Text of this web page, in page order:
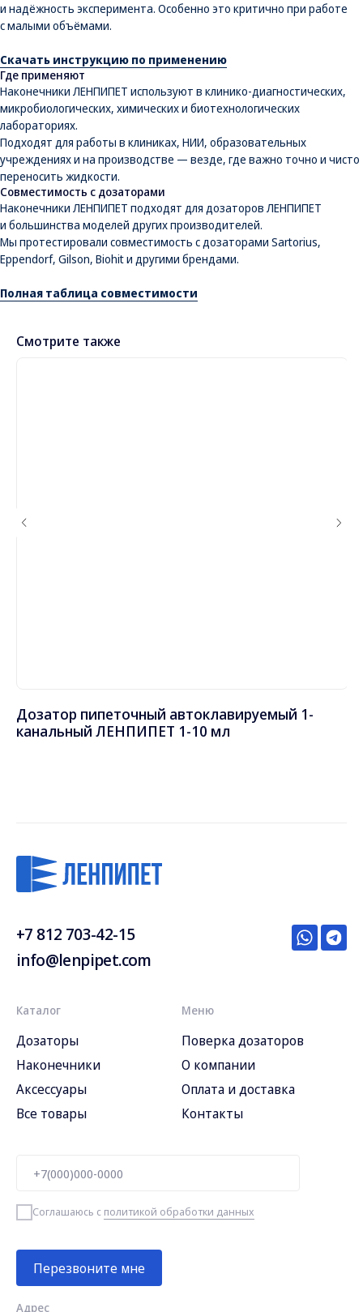
и надёжность эксперимента. Особенно это критично при работе
с малыми объёмами.
Скачать инструкцию по применению
Где применяют
Наконечники ЛЕНПИПЕТ используют в клинико-диагностических,
микробиологических, химических и биотехнологических
лабораториях.
Подходят для работы в клиниках, НИИ, образовательных
учреждениях и на производстве — везде, где важно точно и чисто
переносить жидкости.
Совместимость с дозаторами
Наконечники ЛЕНПИПЕТ подходят для дозаторов ЛЕНПИПЕТ
и большинства моделей других производителей.
Мы протестировали совместимость с дозаторами Sartorius,
Eppendorf, Gilson, Biohit и другими брендами.
Полная таблица совместимости
Смотрите также
Дозатор пипеточный автоклавируемый 1-
канальный ЛЕНПИПЕТ 1-10 мл
+7 812 703-42-15
info@lenpipet.com
Каталог
Дозаторы
Наконечники
Аксессуары
Все товары
Поверка дозаторов
О компании
Оплата и доставка
Контакты
Меню
Адрес
Соглашаюсь с политикой обработки данных
Перезвоните мне